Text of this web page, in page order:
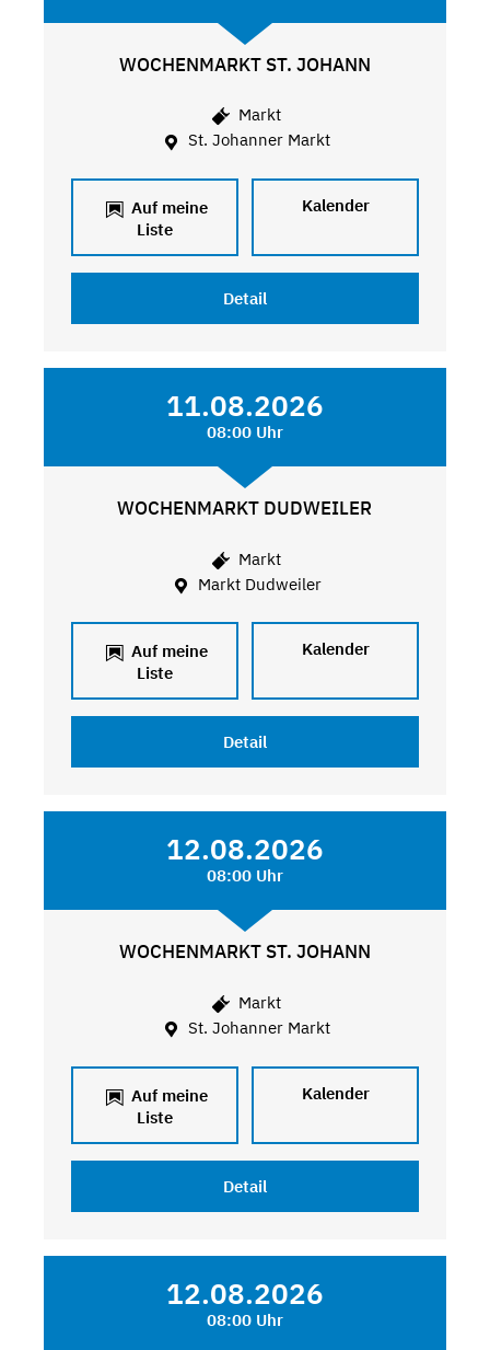
WOCHENMARKT ST. JOHANN
Markt
St. Johanner Markt
Auf meine
Liste
Kalender
Detail
11.08.2026
08:00 Uhr
WOCHENMARKT DUDWEILER
Markt
Markt Dudweiler
Auf meine
Liste
Kalender
Detail
12.08.2026
08:00 Uhr
WOCHENMARKT ST. JOHANN
Markt
St. Johanner Markt
Auf meine
Liste
Kalender
Detail
12.08.2026
08:00 Uhr